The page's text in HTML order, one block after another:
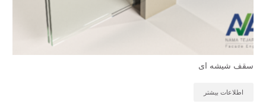
سقف شیشه ای
اطلاعات بیشتر